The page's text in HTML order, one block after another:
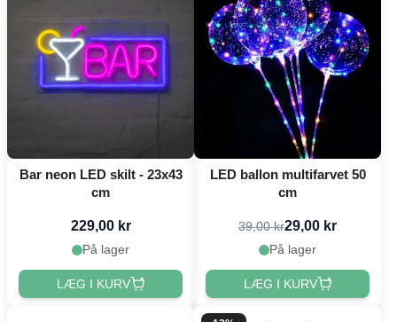
Bar neon LED skilt - 23x43
cm
229,00 kr
På lager
LÆG I KURV
LED ballon multifarvet 50
cm
39,00 kr29,00 kr
På lager
LÆG I KURV